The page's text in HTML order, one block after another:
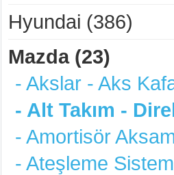
Hyundai (386)
Mazda (23)
- Akslar - Aks
- Alt Takım -
- Amortisör
- Ateşleme